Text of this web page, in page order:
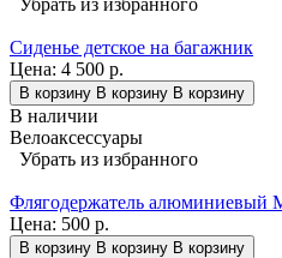
Убрать из избранного
Сиденье детское на багажник
Цена: 4 500 р.
В корзину В корзину В корзину
В наличии
Велоаксессуары
Убрать из избранного
Флягодержатель алюминиевый
Цена: 500 р.
В корзину В корзину В корзину